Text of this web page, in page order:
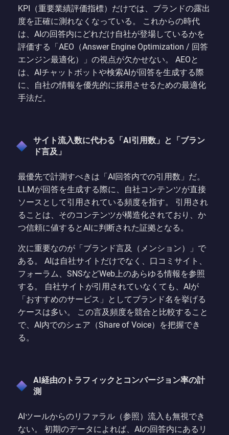
KPI（重要業績評価指標）だけでは、ブランドの露出
度を正確に測れなくなっている。 これからの時代
は、AIの回答内にどれだけ自社が登場しているかを
評価する「AEO（Answer Engine Optimization / 回答
エンジン最適化）」の視点が欠かせない。 AEOと
は、AIチャットボットや検索AIが回答を生成する際
に、自社の情報を優先的に採用させるための最適化
手法だ。
サイト流入数に代わる「AI引用数」と「ブラン
ド言及」
最優先で計測すべきは「AI回答内での引用数」だ。
LLMが回答を生成する際に、自社コンテンツが直接
ソースとして引用されている頻度を指す。 引用され
ることは、そのコンテンツが構造化されており、か
つ信頼に値するとAIに判断された証拠となる。
次に重要なのが「ブランド言及（メンション）」で
ある。 AIは自社サイトだけでなく、口コミサイト、
フォーラム、SNSなどWeb上のあらゆる情報を参照
する。 自社サイトが引用されていなくても、AIが
「おすすめのサービス」としてブランド名を挙げる
ケースは多い。 この言及頻度を競合と比較すること
で、AI内でのシェア（Share of Voice）を把握でき
る。
AI経由のトラフィックとコンバージョン率の計
測
AIツールからのリファラル（参照）流入も無視でき
ない。 初期のデータによれば、AIの回答内にあるリ